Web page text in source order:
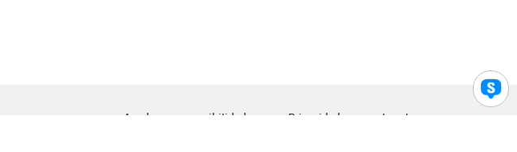
Ayuda para accesibilidad Privacidad Legal